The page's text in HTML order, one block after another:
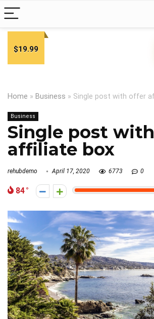
$19.99
Home » Business » Single post with offer
Business
Single post
affiliate box
rehubdemo April 17, 2020 6773 0
84